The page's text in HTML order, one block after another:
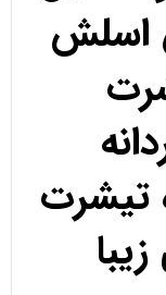
اسلش
تیشرت